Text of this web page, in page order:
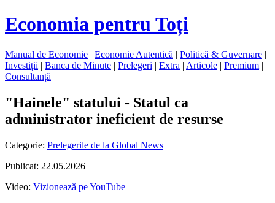
Economia pentru Toți
Manual de Economie | Economie Autentică | Politică & Guvernare |
Investiții | Banca de Minute | Prelegeri | Extra | Articole | Premium |
Consultanță
"Hainele" statului - Statul ca
administrator ineficient de resurse
Categorie: Prelegerile de la Global News
Publicat: 22.05.2026
Video: Vizionează pe YouTube